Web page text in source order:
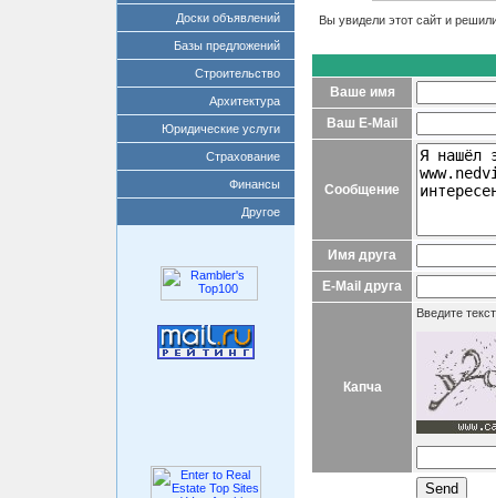
Доски объявлений
Базы предложений
Строительство
Архитектура
Юридические услуги
Страхование
Финансы
Другое
Вы увидели этот сайт и
Ваше имя
Ваш E-Mail
Сообщение
Имя друга
E-Mail друга
Капча
Введите